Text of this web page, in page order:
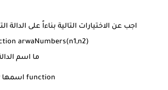
:اجب عن الاختيارات التالية بناءاً على الدالة
arwaNumbers(n1,n2)
1. ما اسم
اسمها function